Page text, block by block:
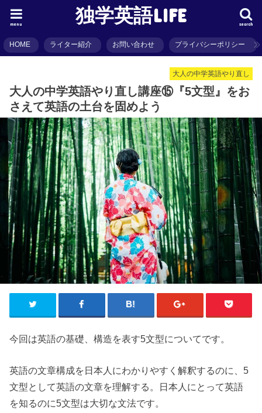
独学英語LIFE search
menu
HOME ライター紹介 お問い合わせ プライバシーポリシー
大人の中学英語やり直し
大人の中学英語やり直し講座⑮『5文型』をお
さえて英語の土台を固めよう
今回は英語の基礎、構造を表す5文型についてです。
英語の文章構成を日本人にわかりやすく解釈するのに、5
文型として英語の文章を理解する。日本人にとって英語
を知るのに5文型は大切な文法です。